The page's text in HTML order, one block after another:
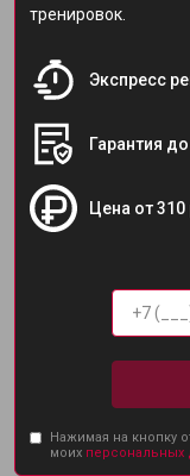
тренировок.
Экспресс
Гарантия
Цена от 310
Нажимая на кнопку
моих персональных